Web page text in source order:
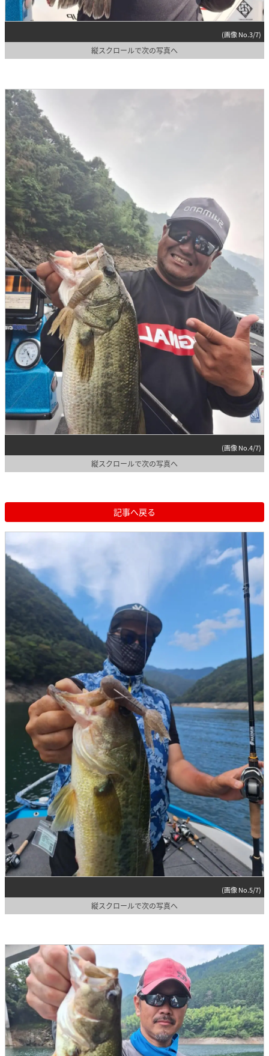
(画像 No.3/7)
縦スクロールで次の写真へ
(画像 No.4/7)
縦スクロールで次の写真へ
記事へ戻る
(画像 No.5/7)
縦スクロールで次の写真へ